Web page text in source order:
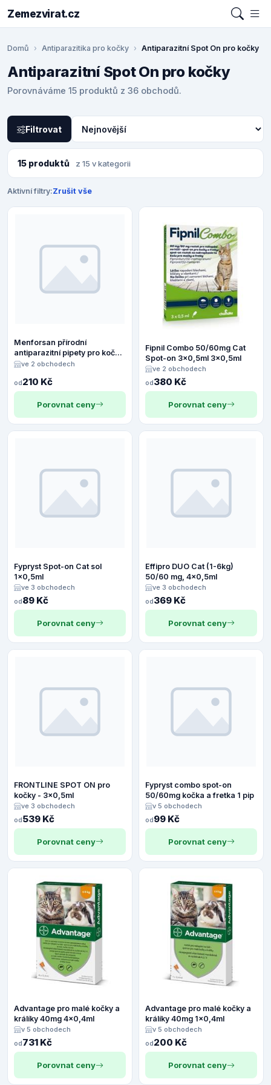
Zemezvirat.cz
Domů Antiparazitika pro kočky Antiparazitní Spot On pro kočky
Antiparazitní Spot On pro kočky
Porovnáváme 15 produktů z 36 obchodů.
Filtrovat
15 produktů z 15 v kategorii
Aktivní filtry:Zrušit vše
Menforsan přírodní
antiparazitní pipety pro kočky
2x1,5ml
ve 2 obchodech
od210 Kč
Porovnat ceny
Fipnil Combo 50/60mg Cat
Spot-on 3x0,5ml 3x0,5ml
ve 2 obchodech
od380 Kč
Porovnat ceny
Fypryst Spot-on Cat sol
1x0,5ml
ve 3 obchodech
od89 Kč
Porovnat ceny
Effipro DUO Cat (1-6kg)
50/60 mg, 4x0,5ml
ve 3 obchodech
od369 Kč
Porovnat ceny
FRONTLINE SPOT ON pro
kočky - 3x0,5ml
ve 3 obchodech
od539 Kč
Porovnat ceny
Fypryst combo spot-on
50/60mg kočka a fretka 1 pip
v 5 obchodech
od99 Kč
Porovnat ceny
Advantage pro malé kočky a
králíky 40mg 4x0,4ml
v 5 obchodech
od731 Kč
Porovnat ceny
Advantage pro malé kočky a
králíky 40mg 1x0,4ml
v 5 obchodech
od200 Kč
Porovnat ceny